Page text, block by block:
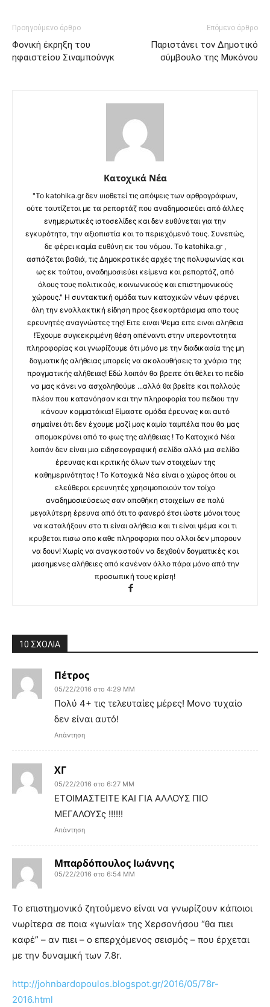
Προηγούμενο άρθρο
Φονική έκρηξη του
ηφαιστείου Σιναμπούνγκ
Επόμενο άρθρο
Παριστάνει τον Δημοτικό
σύμβουλο της Μυκόνου
Κατοχικά Νέα
"Το katohika.gr δεν υιοθετεί τις απόψεις των αρθρογράφων,
ούτε ταυτίζεται με τα ρεπορτάζ που αναδημοσιεύει από άλλες
ενημερωτικές ιστοσελίδες και δεν ευθύνεται για την
εγκυρότητα, την αξιοπιστία και το περιεχόμενό τους. Συνεπώς,
δε φέρει καμία ευθύνη εκ του νόμου. Το katohika.gr ,
ασπάζεται βαθιά, τις Δημοκρατικές αρχές της πολυφωνίας και
ως εκ τούτου, αναδημοσιεύει κείμενα και ρεπορτάζ, από
όλους τους πολιτικούς, κοινωνικούς και επιστημονικούς
χώρους." Η συντακτική ομάδα των κατοχικών νέων φέρνει
όλη την εναλλακτική είδηση προς ξεσκαρτάρισμα απο τους
ερευνητές αναγνώστες της! Ειτε ειναι Ψεμα ειτε ειναι αληθεια
!Έχουμε συγκεκριμένη θέση απέναντι στην υπεροντοτητα
πληροφορίας και γνωρίζουμε ότι μόνο με την διαδικασία της μη
δογματικής αλήθειας μπορείς να ακολουθήσεις τα χνάρια της
πραγματικής αλήθειας! Εδώ λοιπόν θα βρειτε ότι θέλει το πεδίο
να μας κάνει να ασχοληθούμε ...αλλά θα βρείτε και πολλούς
πλέον που κατανόησαν και την πληροφορία του πεδιου την
κάνουν κομματάκια! Είμαστε ομάδα έρευνας και αυτό
σημαίνει ότι δεν έχουμε μαζί μας καμία ταμπέλα που θα μας
απομακρύνει από το φως της αλήθειας ! Το Κατοχικά Νέα
λοιπόν δεν είναι μια ειδησεογραφική σελίδα αλλά μια σελίδα
έρευνας και κριτικής όλων των στοιχείων της
καθημερινότητας ! Το Κατοχικά Νέα είναι ο χώρος όπου οι
ελεύθεροι ερευνητές χρησιμοποιούν τον τοίχο
αναδημοσιεύσεως σαν αποθήκη στοιχείων σε πολύ
μεγαλύτερη έρευνα από ότι το φανερό έτσι ώστε μόνοι τους
να καταλήξουν στο τι είναι αλήθεια και τι είναι ψέμα και τι
κρυβεται πισω απο καθε πληροφορια που αλλοι δεν μπορουν
να δουν! Χωρίς να αναγκαστούν να δεχθούν δογματικές και
μασημενες αλήθειες από κανέναν άλλο πάρα μόνο από την
προσωπική τους κρίση!
10 ΣΧΟΛΙΑ
Πέτρος
05/22/2016 στο 4:29 ΜΜ
Πολύ 4+ τις τελευταίες μέρες! Μονο τυχαίο
δεν είναι αυτό!
Απάντηση
ΧΓ
05/22/2016 στο 6:27 ΜΜ
ΕΤΟΙΜΑΣΤΕΙΤΕ ΚΑΙ ΓΙΑ ΑΛΛΟΥΣ ΠΙΟ
ΜΕΓΑΛΟΥΣς !!!!!!
Απάντηση
Μπαρδόπουλος Ιωάννης
05/22/2016 στο 6:54 ΜΜ
Το επιστημονικό ζητούμενο είναι να γνωρίζουν κάποιοι
νωρίτερα σε ποια «γωνία» της Χερσονήσου “θα πιει
καφέ” – αν πιει – ο επερχόμενος σεισμός – που έρχεται
με την δυναμική των 7.8r.
http://johnbardopoulos.blogspot.gr/2016/05/78r-
2016.html